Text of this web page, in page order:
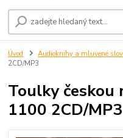
Úvod Audioknihy a mluvené
2CD/MP3
Toulky
1100 2CD/MP3